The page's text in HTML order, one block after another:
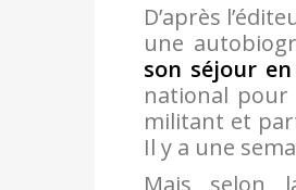
D’après
une
son séjour
national pour
militant et
Il y a une
Mais selon